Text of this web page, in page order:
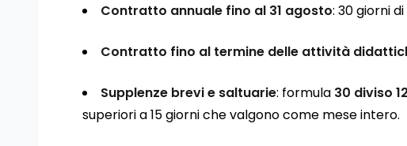
Contratto annuale fino al 31 agosto: 30 giorni
Contratto fino al termine delle attività
Supplenze brevi e saltuarie: formula 30 diviso
superiori a 15 giorni che valgono come mese intero.